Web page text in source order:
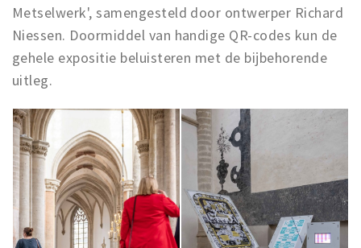
Metselwerk', samengesteld door ontwerper Richard
Niessen. Doormiddel van handige QR-codes kun de
gehele expositie beluisteren met de bijbehorende
uitleg.